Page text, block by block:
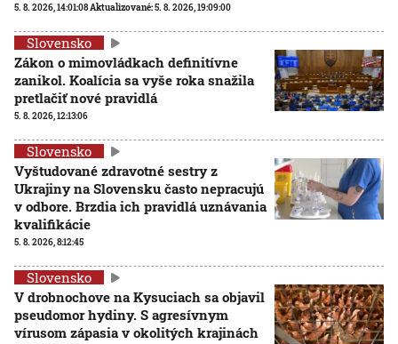
5. 8. 2026, 14:01:08Aktualizované:5. 8. 2026, 19:09:00
Slovensko
Zákon o mimovládkach definitívne
zanikol. Koalícia sa vyše roka snažila
pretlačiť nové pravidlá
5. 8. 2026, 12:13:06
Slovensko
Vyštudované zdravotné sestry z
Ukrajiny na Slovensku často nepracujú
v odbore. Brzdia ich pravidlá uznávania
kvalifikácie
5. 8. 2026, 8:12:45
Slovensko
V drobnochove na Kysuciach sa objavil
pseudomor hydiny. S agresívnym
vírusom zápasia v okolitých krajinách